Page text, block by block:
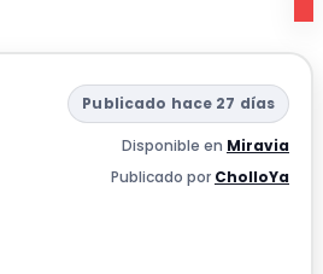
Publicado hace 27 días
Disponible en Miravia
Publicado por CholloYa